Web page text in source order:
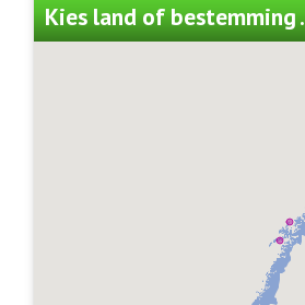
Kies land of bestemming